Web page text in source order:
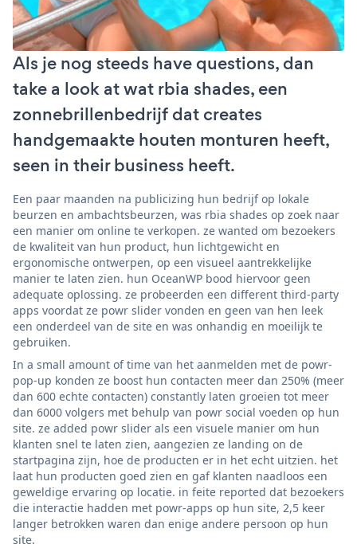
Als je nog steeds have questions, dan
take a look at wat rbia shades, een
zonnebrillenbedrijf dat creates
handgemaakte houten monturen heeft,
seen in their business heeft.
Een paar maanden na publicizing hun bedrijf op lokale
beurzen en ambachtsbeurzen, was rbia shades op zoek naar
een manier om online te verkopen. ze wanted om bezoekers
de kwaliteit van hun product, hun lichtgewicht en
ergonomische ontwerpen, op een visueel aantrekkelijke
manier te laten zien. hun OceanWP bood hiervoor geen
adequate oplossing. ze probeerden een different third-party
apps voordat ze powr slider vonden en geen van hen leek
een onderdeel van de site en was onhandig en moeilijk te
gebruiken.
In a small amount of time van het aanmelden met de powr-
pop-up konden ze boost hun contacten meer dan 250% (meer
dan 600 echte contacten) constantly laten groeien tot meer
dan 6000 volgers met behulp van powr social voeden op hun
site. ze added powr slider als een visuele manier om hun
klanten snel te laten zien, aangezien ze landing on de
startpagina zijn, hoe de producten er in het echt uitzien. het
laat hun producten goed zien en gaf klanten naadloos een
geweldige ervaring op locatie. in feite reported dat bezoekers
die interactie hadden met powr-apps op hun site, 2,5 keer
langer betrokken waren dan enige andere persoon op hun
site.